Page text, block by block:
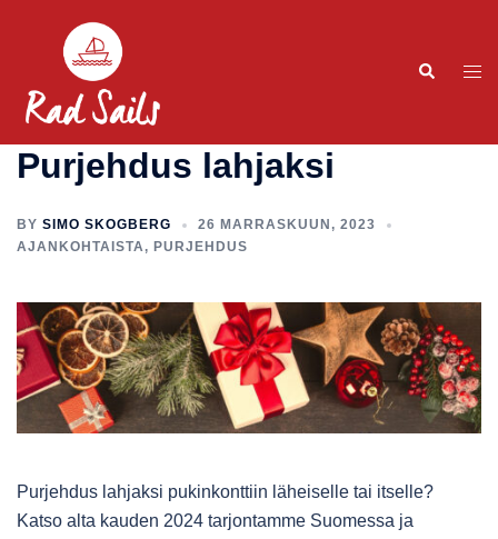
Purjehdus lahjaksi
BY SIMO SKOGBERG
26 MARRASKUUN, 2023
AJANKOHTAISTA, PURJEHDUS
Purjehdus lahjaksi pukinkonttiin läheiselle tai itselle?
Katso alta kauden 2024 tarjontamme Suomessa ja